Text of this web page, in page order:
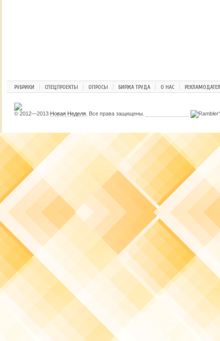
РУБРИКИ СПЕЦПРОЕКТЫ ОПРОСЫ БИРЖА ТРУДА О НАС
© 2012—2013 Новая Неделя . Все права защищены.